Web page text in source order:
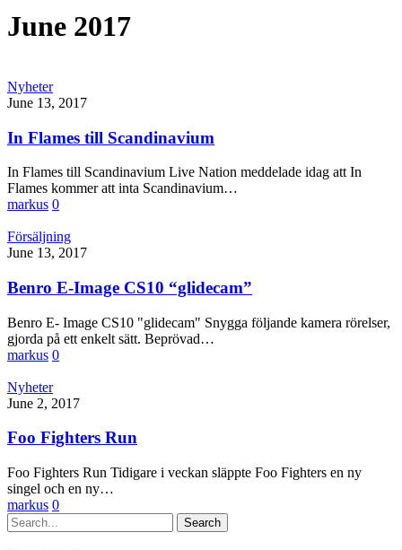
June 2017
Nyheter
June 13, 2017
In Flames till Scandinavium
In Flames till Scandinavium Live Nation meddelade idag att In
Flames kommer att inta Scandinavium…
markus 0
Försäljning
June 13, 2017
Benro E-Image CS10 “glidecam”
Benro E- Image CS10 "glidecam" Snygga följande kamera rörelser,
gjorda på ett enkelt sätt. Beprövad…
markus 0
Nyheter
June 2, 2017
Foo Fighters Run
Foo Fighters Run Tidigare i veckan släppte Foo Fighters en ny
singel och en ny…
markus 0
Search